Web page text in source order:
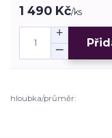
1 490 Kč/ks
hloubka/průměr: